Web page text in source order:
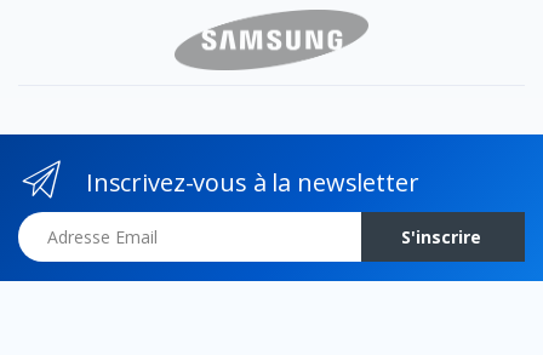
Inscrivez-vous à la newsletter
Adresse Email
S'inscrire